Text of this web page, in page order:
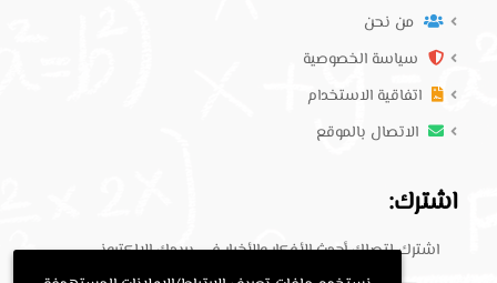
من نحن
سياسة الخصوصية
اتفاقية الاستخدام
الاتصال بالموقع
اشترك:
اشترك لتصلك أحدث الأفكار والأخبار في بريدك الإلكتروني.